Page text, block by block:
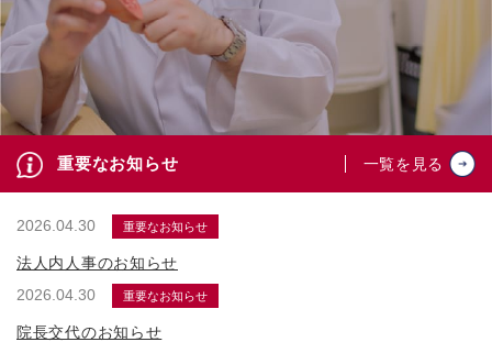
重要なお知らせ 一覧を見る
2026.04.30 重要なお知らせ
法人内人事のお知らせ
2026.04.30
重要なお知らせ
院長交代のお知らせ